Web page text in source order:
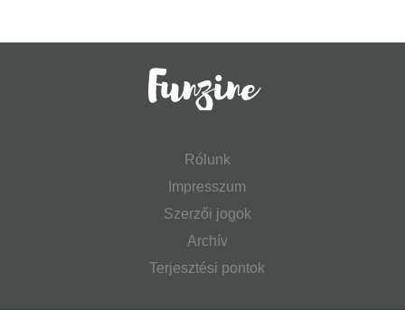
Rólunk
Impresszum
Szerzői jogok
Archív
Terjesztési pontok